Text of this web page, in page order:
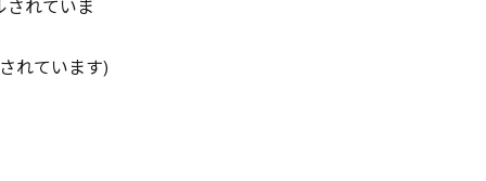
れていま
れています)